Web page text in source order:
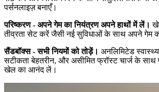
पर्सनलाइज़ बनाएँ।
परिष्करण - अपने गेम का नियंत्रण अपने हाथों में लें।
तीव्रता सेट करें जैसी नई सुविधाओं के साथ अपने गेम
सैंडबॉक्स - सभी नियमों को तोड़ें। अनलिमिटेड
सटीकता बेहतरीन, और असीमित फ्रॉस्ट चार्ज के साथ
खेल का आनंद लें।